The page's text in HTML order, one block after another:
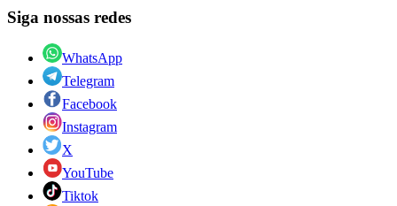
Siga nossas redes
WhatsApp
Telegram
Facebook
Instagram
X
YouTube
Tiktok